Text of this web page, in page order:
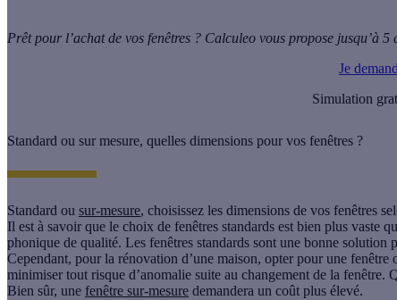
Prêt pour l’achat de vos fenêtres ? Calculeo vous propose jusqu’à
Je
Simulation
Standard ou sur mesure, quelles dimensions pour vos fenêtres ?
Standard ou sur-mesure, choisissez les dimensions de vos fenêtres
Il est à savoir que le choix de fenêtres standards est bien plus vaste
phonique de qualité. Les fenêtres standards sont une bonne
Cependant, pour la rénovation d’une maison, opter pour une fenêtre
minimiser tout risque d’anomalie suite au changement de la fenêtre.
Bien sûr, une fenêtre sur-mesure demandera un coût plus élevé.